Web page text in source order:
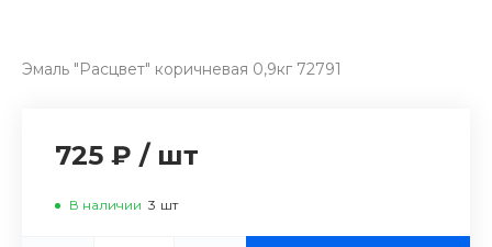
Эмаль "Расцвет" коричневая 0,9кг 72791
725 ₽ / шт
В наличии 3 шт